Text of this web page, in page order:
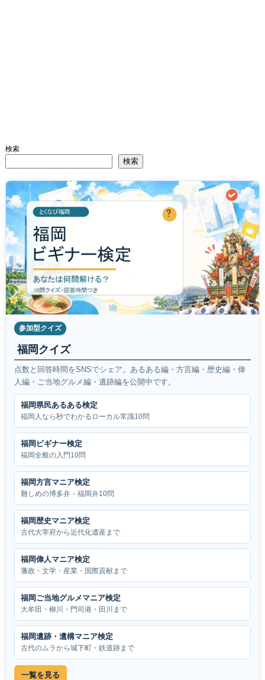
検索
検索
参加型クイズ
福岡クイズ
点数と回答時間をSNSでシェア。あるある編・方言編・歴史編・偉
人編・ご当地グルメ編・遺跡編を公開中です。
福岡県民あるある検定
福岡人なら秒でわかるローカル常識10問
福岡ビギナー検定
福岡全般の入門10問
福岡方言マニア検定
難しめの博多弁・福岡弁10問
福岡歴史マニア検定
古代大宰府から近代化遺産まで
福岡偉人マニア検定
藩政・文学・産業・国際貢献まで
福岡ご当地グルメマニア検定
大牟田・柳川・門司港・田川まで
福岡遺跡・遺構マニア検定
古代のムラから城下町・鉄道跡まで
一覧を見る